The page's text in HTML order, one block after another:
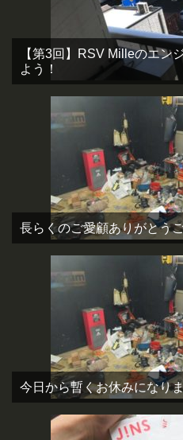
【第3回】RSV Milleのエン
よう！
長らくのご愛顧ありがとう
今日から暫くお休みになり